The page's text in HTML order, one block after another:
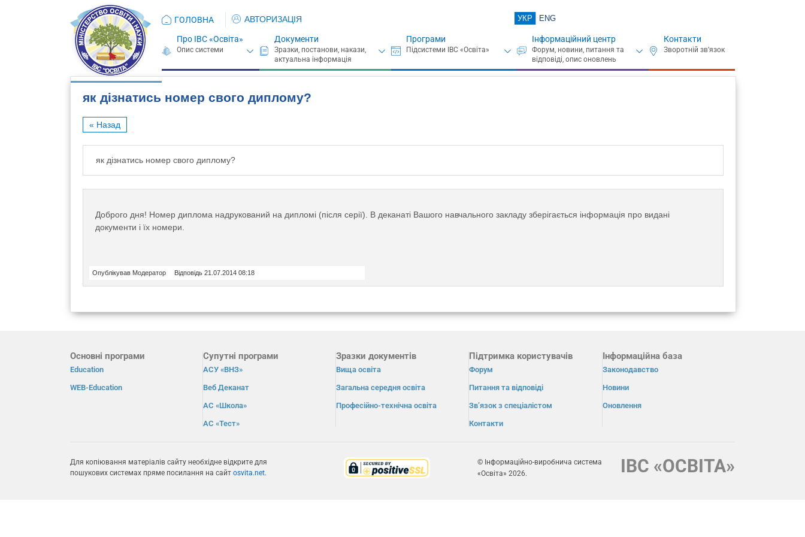
ГОЛОВНА АВТОРИЗАЦІЯ УКР ENG
Про ІВС «Освіта» Документи Програми Інформаційний центр Контакти
як дізнатись номер свого диплому?
« Назад
як дізнатись номер свого диплому?
Доброго дня! Номер диплома надрукований на дипломі (після серії). В деканаті Вашого навчального закладу зберігається інформація про видані
документи і їх номери.
Опублікував Модератор Відповідь 21.07.2014 08:18
Основні програми
Education
WEB-Education
Супутні програми
АСУ «ВНЗ»
Веб Деканат
АС «Школа»
АС «Тест»
Зразки документів
Вища освіта
Загальна середня освіта
Професійно-технічна освіта
Підтримка користувачів
Форум
Питання та відповіді
Зв’язок з спеціалістом
Контакти
Інформаційна база
Законодавство
Новини
Оновлення
Для копіювання матеріалів сайту необхідне відкрите для
пошукових системах пряме посилання на сайт osvita.net.
© Інформаційно-виробнича система
«Освіта» 2026.
ІВС «ОСВІТА»